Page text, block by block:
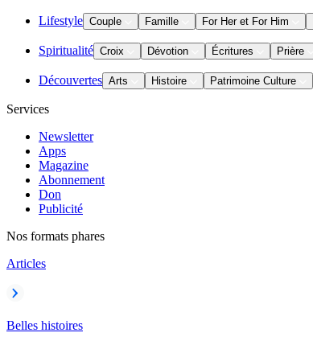
Lifestyle Couple Famille For Her et For Him
Spiritualité Croix Dévotion Écritures Prière
Découvertes Arts Histoire Patrimoine Culture
Services
Newsletter
Apps
Magazine
Abonnement
Don
Publicité
Nos formats phares
Articles
Belles histoires